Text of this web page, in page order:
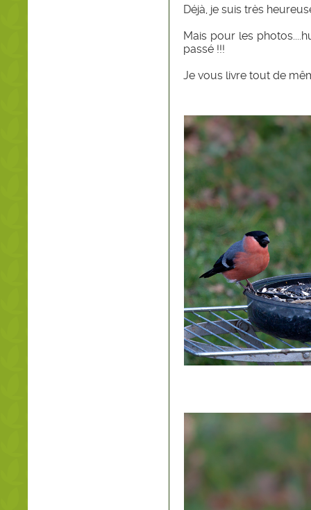
Déjà, je suis très
Mais pour les
passé !!!
Je vous livre tout de